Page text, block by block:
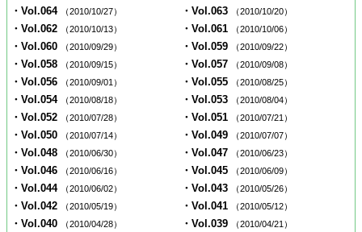
・Vol.064 （2010/10/27） ・Vol.063 （2010/10/20）
・Vol.062 （2010/10/13） ・Vol.061 （2010/10/06）
・Vol.060 （2010/09/29） ・Vol.059 （2010/09/22）
・Vol.058 （2010/09/15） ・Vol.057 （2010/09/08）
・Vol.056 （2010/09/01） ・Vol.055 （2010/08/25）
・Vol.054 （2010/08/18） ・Vol.053 （2010/08/04）
・Vol.052 （2010/07/28） ・Vol.051 （2010/07/21）
・Vol.050 （2010/07/14） ・Vol.049 （2010/07/07）
・Vol.048 （2010/06/30） ・Vol.047 （2010/06/23）
・Vol.046 （2010/06/16） ・Vol.045 （2010/06/09）
・Vol.044 （2010/06/02） ・Vol.043 （2010/05/26）
・Vol.042 （2010/05/19） ・Vol.041 （2010/05/12）
・Vol.040 （2010/04/28） ・Vol.039 （2010/04/21）